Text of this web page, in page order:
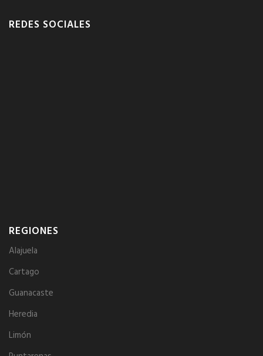
REDES SOCIALES
REGIONES
Alajuela
Cartago
Guanacaste
Heredia
Limón